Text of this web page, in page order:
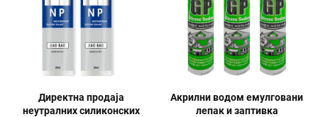
Директна продаја
неутралних силиконских
Акрилни водом емулговани
лепак и заптивка